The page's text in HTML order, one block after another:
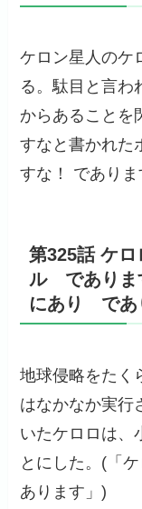
ケロン星人のケ
る。駄目と言わ
からあることを
すなと書かれた
すな！ でありま
第325話 ケ
ル でありま
にあり であ
地球侵略をたく
はなかなか実行
いたケロロは、
とにした。(「
あります」)